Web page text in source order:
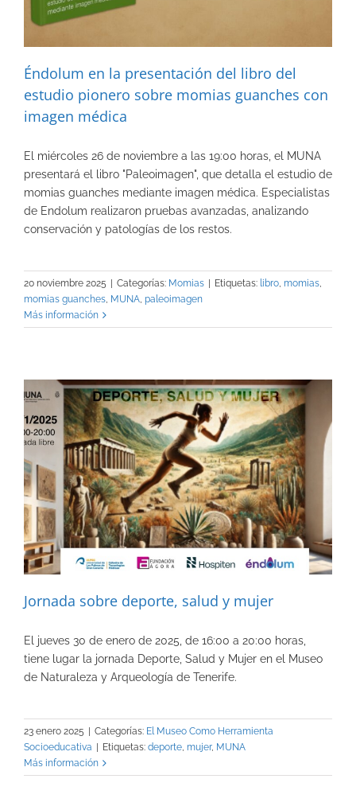
Éndolum en la presentación del libro del
estudio pionero sobre momias guanches con
imagen médica
El miércoles 26 de noviembre a las 19:00 horas, el MUNA
presentará el libro "Paleoimagen", que detalla el estudio de
momias guanches mediante imagen médica. Especialistas
de Endolum realizaron pruebas avanzadas, analizando
conservación y patologías de los restos.
20 noviembre 2025 Categorías: Momias Etiquetas: libro, momias,
momias guanches, MUNA, paleoimagen
Más información
Jornada sobre deporte, salud y mujer
El jueves 30 de enero de 2025, de 16:00 a 20:00 horas,
tiene lugar la jornada Deporte, Salud y Mujer en el Museo
de Naturaleza y Arqueología de Tenerife.
23 enero 2025 | Categorías: El Museo Como Herramienta
Socioeducativa | Etiquetas: deporte, mujer, MUNA
Más información